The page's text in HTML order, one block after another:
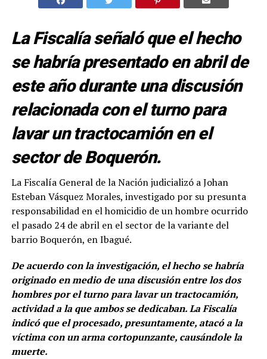
La Fiscalía señaló que el hecho
se habría presentado en abril de
este año durante una discusión
relacionada con el turno para
lavar un tractocamión en el
sector de Boquerón.
La Fiscalía General de la Nación judicializó a Johan
Esteban Vásquez Morales, investigado por su presunta
responsabilidad en el homicidio de un hombre ocurrido
el pasado 24 de abril en el sector de la variante del
barrio Boquerón, en Ibagué.
De acuerdo con la investigación, el hecho se habría
originado en medio de una discusión entre los dos
hombres por el turno para lavar un tractocamión,
actividad a la que ambos se dedicaban. La Fiscalía
indicó que el procesado, presuntamente, atacó a la
víctima con un arma cortopunzante, causándole la
muerte.